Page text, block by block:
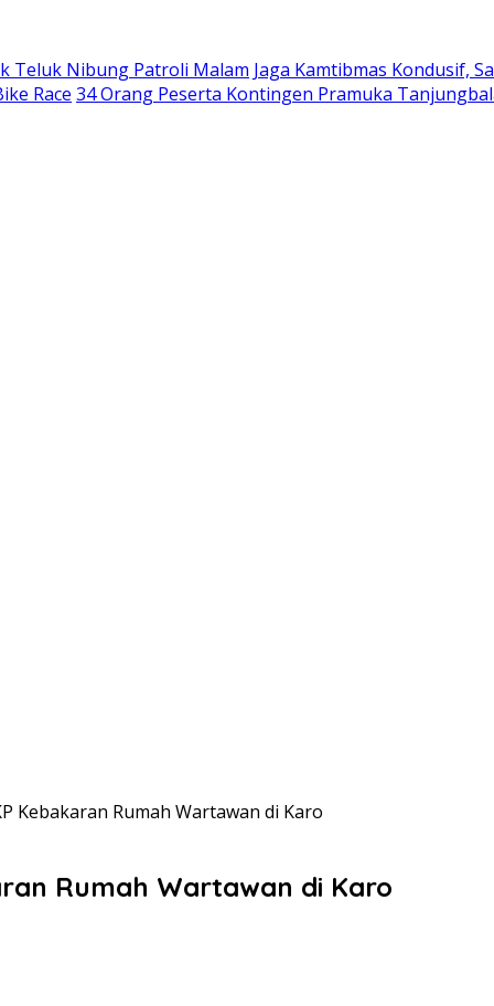
Teluk Nibung Patroli Malam Jaga Kamtibmas Kondusif,
Race 34 Orang Peserta Kontingen Pramuka
Kebakaran Rumah Wartawan di Karo
Rumah Wartawan di Karo